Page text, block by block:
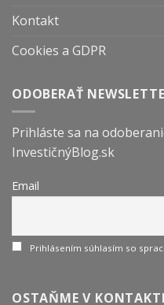
Kontakt
Cookies a GDPR
ODOBERAŤ
Prihláste sa na
InvestičnýBlog.sk
Email
Prihlásením súhlasím so
OSTAŇME V